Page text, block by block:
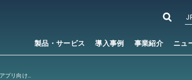
製品・サービス 導入事例 事業紹介 ニュ
NetRange、スマートテレビアプリ向けポータルのカスタマイズにおいてKTCとの協業拡大